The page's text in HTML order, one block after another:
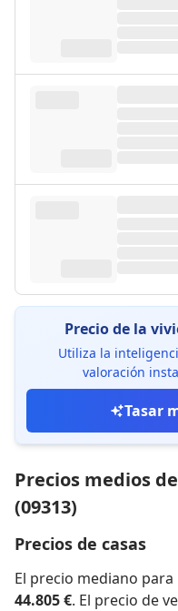
Precio de la
Utiliza la
valoración
Tasar
Precios medios
(09313)
Precios de casas
El precio mediano
44.805 €. El precio de